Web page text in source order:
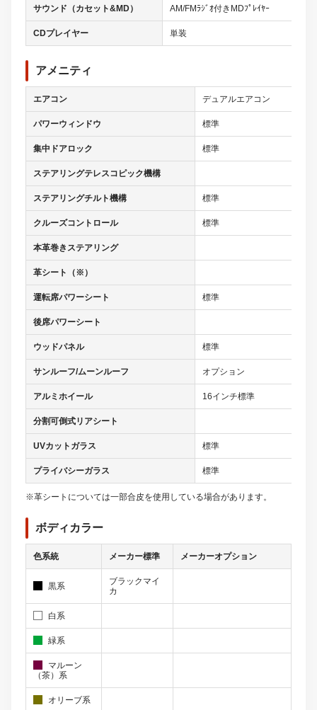
サウンド（カセット&MD） AM/FMﾗｼﾞｵ付きMDﾌﾟﾚｲﾔｰ
CDプレイヤー 単装
アメニティ
エアコン デュアルエアコン
パワーウィンドウ 標準
集中ドアロック 標準
ステアリングテレスコピック機構
ステアリングチルト機構 標準
クルーズコントロール 標準
本革巻きステアリング
革シート（※）
運転席パワーシート 標準
後席パワーシート
ウッドパネル 標準
サンルーフ/ムーンルーフ オプション
アルミホイール 16インチ標準
分割可倒式リアシート
UVカットガラス 標準
プライバシーガラス 標準
※革シートについては一部合皮を使用している場合があります。
ボディカラー
色系統 メーカー標準 メーカーオプション
黒系
ブラックマイ
カ
白系
緑系
マルーン
（茶）系
オリーブ系